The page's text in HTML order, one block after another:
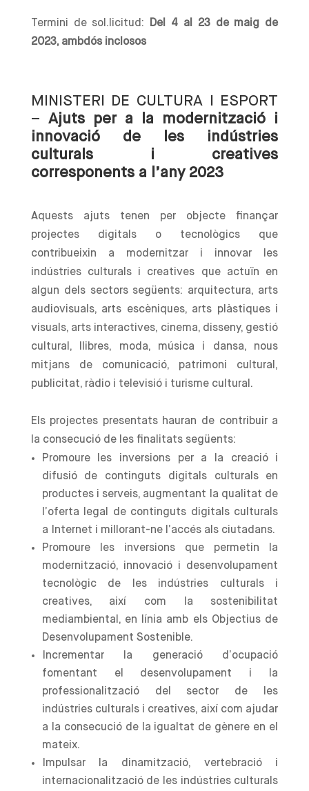
Termini de sol.licitud:
Del 4 al 23 de maig de
2023, ambdós inclosos
MINISTERI DE CULTURA I ESPORT
– Ajuts per a la modernització i
innovació de les indústries
culturals i creatives
corresponents a l’any 2023
Aquests ajuts tenen per objecte finançar
projectes digitals o tecnològics que
contribueixin a modernitzar i innovar les
indústries culturals i creatives que actuïn en
algun dels sectors següents: arquitectura, arts
audiovisuals, arts escèniques, arts plàstiques i
visuals, arts interactives, cinema, disseny, gestió
cultural, llibres, moda, música i dansa, nous
mitjans de comunicació, patrimoni cultural,
publicitat, ràdio i televisió i turisme cultural.
Els projectes presentats hauran de contribuir a
la consecució de les finalitats següents:
Promoure les inversions per a la creació i
difusió de continguts digitals culturals en
productes i serveis, augmentant la qualitat de
l’oferta legal de continguts digitals culturals
a Internet i millorant-ne l’accés als ciutadans.
Promoure les inversions que permetin la
modernització, innovació i desenvolupament
tecnològic de les indústries culturals i
creatives, així com la sostenibilitat
mediambiental, en línia amb els Objectius de
Desenvolupament Sostenible.
Incrementar la generació d’ocupació
fomentant el desenvolupament i la
professionalització del sector de les
indústries culturals i creatives, així com ajudar
a la consecució de la igualtat de gènere en el
mateix.
Impulsar la dinamització, vertebració i
internacionalització de les indústries culturals